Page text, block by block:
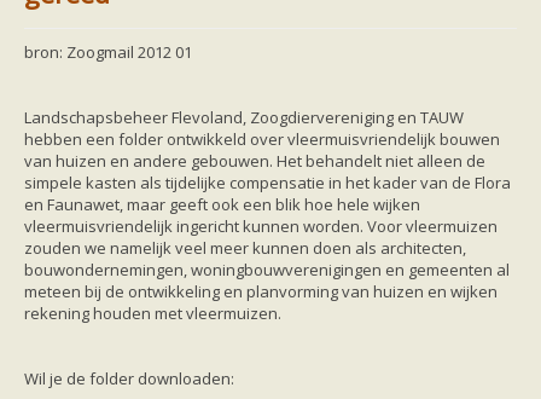
Noord-Brabant
Utrecht
Zeeland
Zuid-Holland
Vleermuizen en ziektes
Bescherming
Soortbescherming
Gebiedsbescherming
Hulp bij bouwplannen en bomenkap
Vleermuisprotocol
Knelpunten in vleermuisbescherming
vleermuiskasten kopen/ ophangen
bron: Zoogmail 2012 01
Landschapsbeheer Flevoland, Zoogdiervereniging en TAUW
hebben een folder ontwikkeld over vleermuisvriendelijk bouwen
van huizen en andere gebouwen. Het behandelt niet alleen de
simpele kasten als tijdelijke compensatie in het kader van de Flora
en Faunawet, maar geeft ook een blik hoe hele wijken
vleermuisvriendelijk ingericht kunnen worden. Voor vleermuizen
zouden we namelijk veel meer kunnen doen als architecten,
bouwondernemingen, woningbouwverenigingen en gemeenten al
meteen bij de ontwikkeling en planvorming van huizen en wijken
rekening houden met vleermuizen.
Wil je de folder downloaden: